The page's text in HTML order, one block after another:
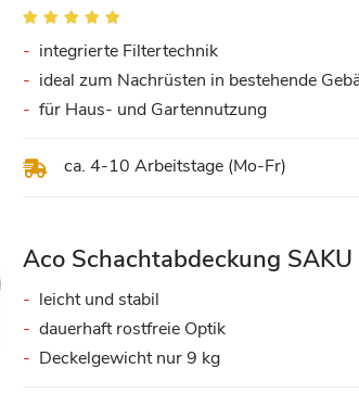
Bewertung:
ca. 4-10 Arbeitstage (Mo-Fr)
integrierte Filtertechnik
ideal zum Nachrüsten in bestehende
für Haus- und Gartennutzung
Aco Schachtabdeckung
leicht und stabil
dauerhaft rostfreie Optik
Deckelgewicht nur 9 kg